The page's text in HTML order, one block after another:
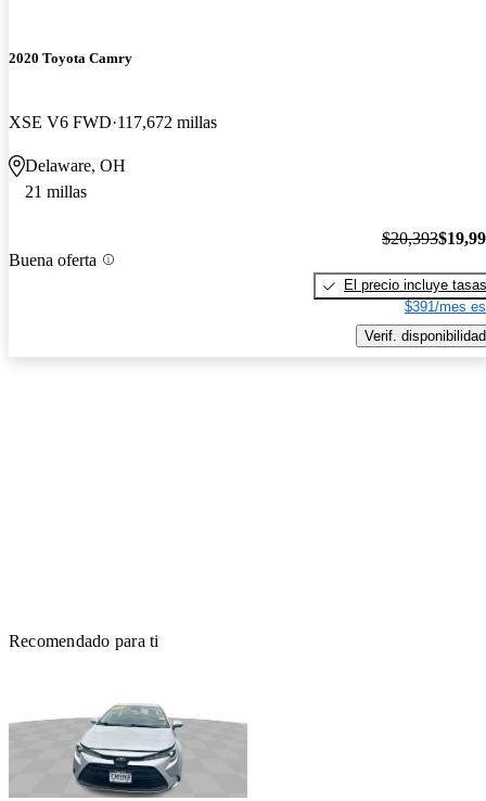
2020 Toyota Camry
XSE V6 FWD 117,672 millas
Delaware, OH
21 millas
Buena oferta
$20,393
El precio incluye tasas
$391/mes
Verif. disponibilidad
Recomendado para ti